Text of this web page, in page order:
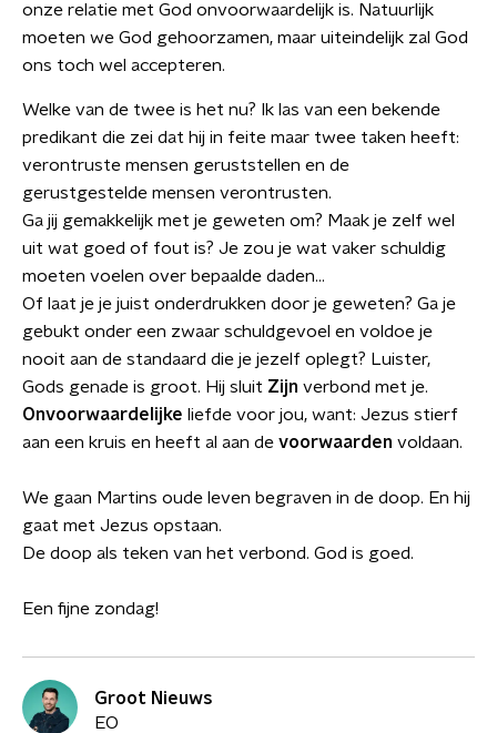
onze relatie met God onvoorwaardelijk is. Natuurlijk
moeten we God gehoorzamen, maar uiteindelijk zal God
ons toch wel accepteren.
Welke van de twee is het nu? Ik las van een bekende
predikant die zei dat hij in feite maar twee taken heeft:
verontruste mensen geruststellen en de
gerustgestelde mensen verontrusten.
Ga jij gemakkelijk met je geweten om? Maak je zelf wel
uit wat goed of fout is? Je zou je wat vaker schuldig
moeten voelen over bepaalde daden…
Of laat je je juist onderdrukken door je geweten? Ga je
gebukt onder een zwaar schuldgevoel en voldoe je
nooit aan de standaard die je jezelf oplegt? Luister,
Gods genade is groot. Hij sluit Zijn verbond met je.
Onvoorwaardelijke liefde voor jou, want: Jezus stierf
aan een kruis en heeft al aan de voorwaarden voldaan.
We gaan Martins oude leven begraven in de doop. En hij
gaat met Jezus opstaan.
De doop als teken van het verbond. God is goed.
Een fijne zondag!
Groot Nieuws
EO